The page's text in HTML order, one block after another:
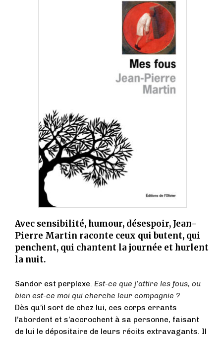
Avec sensibilité, humour, désespoir, Jean-
Pierre Martin raconte ceux qui butent, qui
penchent, qui chantent la journée et hurlent
la nuit.
Sandor est perplexe. Est-ce que j’attire les fous, ou
bien est-ce moi qui cherche leur compagnie ?
Dès qu’il sort de chez lui, ces corps errants
l’abordent et s’accrochent à sa personne, faisant
de lui le dépositaire de leurs récits extravagants. Il